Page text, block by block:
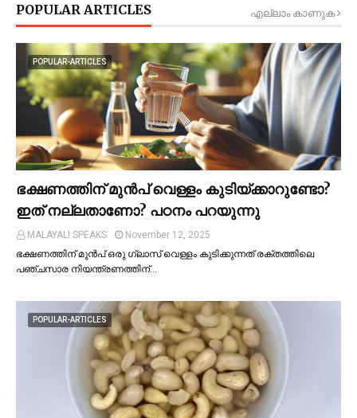
POPULAR ARTICLES എല്ലാം കാണുക
POPULAR-ARTICLES
ഭക്ഷണത്തിന് മുന്‍പ് വെള്ളം കുടിയ്ക്കാറുണ്ടോ?
ഇത് നല്ലതാണോ? പഠനം പറയുന്നു
MALAYALI SPEAKS
November 12, 2025
ഭക്ഷണത്തിന് മുന്‍പ് ഒരു ഗ്ലാസ് വെള്ളം കുടിക്കുന്നത് രക്തത്തിലെ
പഞ്ചസാര നിയന്ത്രണത്തിന്…
POPULAR-ARTICLES